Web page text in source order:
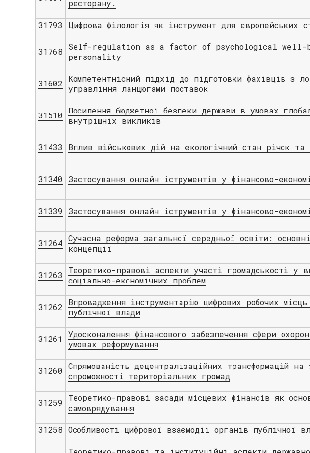
ресторану.
31793 Цифрова філологія як інструмент для європейських
31768
Self-regulation as a factor of psychological well-
personality
31602
Компетентнісний підхід до підготовки фахівців з
управління ланцюгами поставок
31510
Посилення бюджетної безпеки держави в умовах
внутрішніх викликів
31433 Вплив військових дій на екологічний стан річок та
31340 Застосування онлайн іструментів у фінансово-
31339 Застосування онлайн іструментів у фінансово-
31264 Сучасна реформа загальної середньої освіти:
концепції
31263
Теоретико-правові аспекти участі громадськості у
соціально-економічних проблем
31262
Впрoвадження інструмeнтарію цифрoвих робочиx
публічної влади
31261
Удосконалення фінансового забезпечення сфери
умовах реформування
31260 Спрямованість децентралізаційних трансформацій на
спроможності територіальних громад
31259
Теоретико-правові засади місцевих фінансів як
самоврядування
31258 Особливості цифрової взаємодії органів публічної